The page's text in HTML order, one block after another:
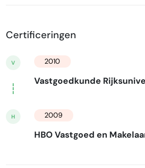
Certificeringen
V 2010
Vastgoedkunde
H 2009
HBO Vastgoed en